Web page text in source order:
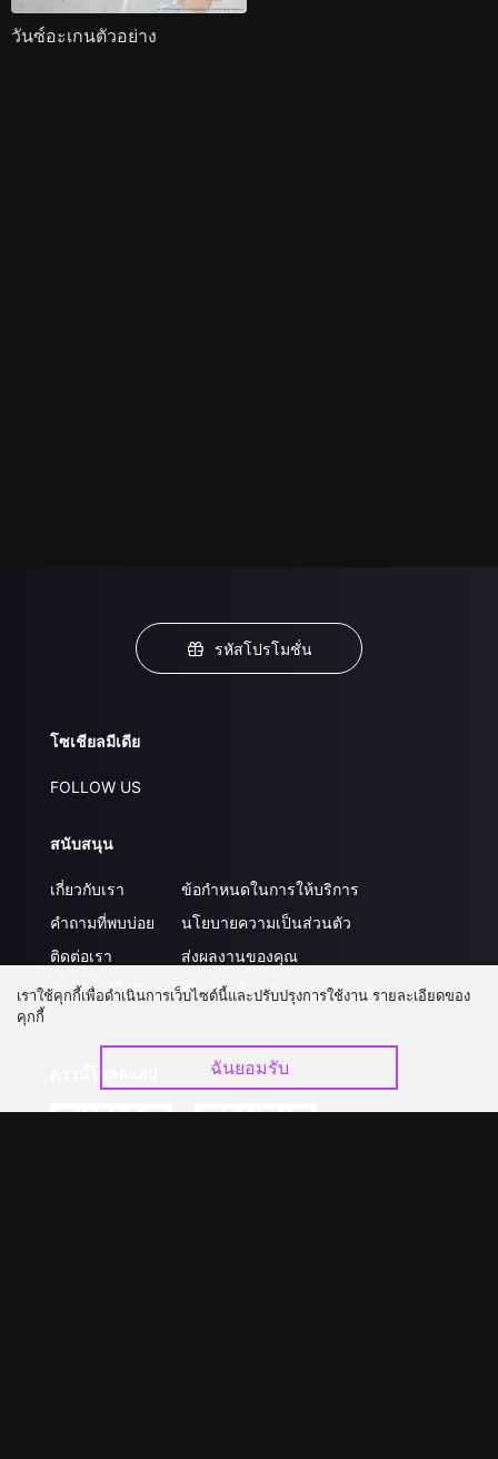
วันซ์อะเกนตัวอย่าง
รหัสโปรโมชั่น
โซเชียลมีเดีย
FOLLOW US
สนับสนุน
เกี่ยวกับเรา
คำถามที่พบบ่อย
ติดต่อเรา
อัปเกรด วีไอพี
ข้อกำหนดในการให้บริการ
นโยบายความเป็นส่วนตัว
ส่งผลงานของคุณ
ร่วมงานกับเรา
เราใช้คุกกี้เพื่อดำเนินการเว็บไซต์นี้และปรับปรุงการใช้งาน รายละเอียดของ
คุกกี้
ฉันยอมรับ